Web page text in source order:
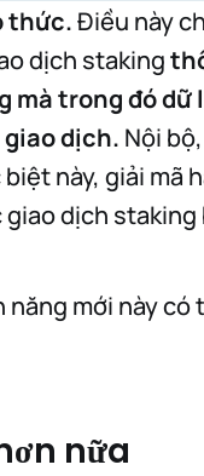
thức.Điều này
dịch staking
mà trong đó
dịch. Nội
này, giải mã
dịch
mới này
nữa